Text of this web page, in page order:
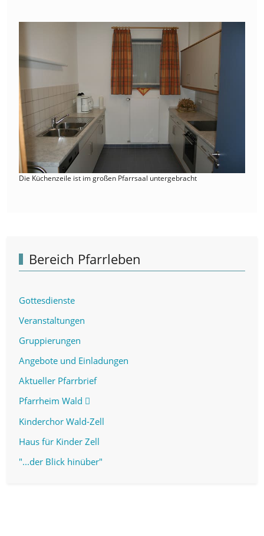
Die Küchenzeile ist im großen Pfarrsaal untergebracht
Bereich Pfarrleben
Gottesdienste
Veranstaltungen
Gruppierungen
Angebote und Einladungen
Aktueller Pfarrbrief
Pfarrheim Wald
Kinderchor Wald-Zell
Haus für Kinder Zell
"...der Blick hinüber"